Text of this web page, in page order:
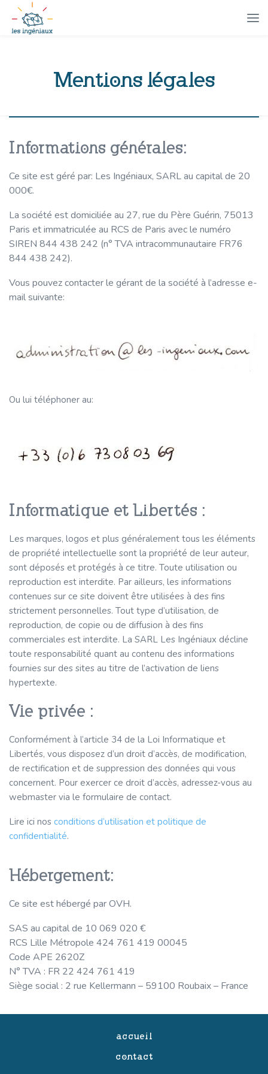
Mentions légales
Informations générales:
Ce site est géré par: Les Ingéniaux, SARL au capital de 20
000€.
La société est domiciliée au 27, rue du Père Guérin, 75013
Paris et immatriculée au RCS de Paris avec le numéro
SIREN 844 438 242 (n° TVA intracommunautaire FR76
844 438 242).
Vous pouvez contacter le gérant de la société à l’adresse e-
mail suivante:
Ou lui téléphoner au:
Informatique et Libertés :
Les marques, logos et plus généralement tous les éléments
de propriété intellectuelle sont la propriété de leur auteur,
sont déposés et protégés à ce titre. Toute utilisation ou
reproduction est interdite. Par ailleurs, les informations
contenues sur ce site doivent être utilisées à des fins
strictement personnelles. Tout type d’utilisation, de
reproduction, de copie ou de diffusion à des fins
commerciales est interdite. La SARL Les Ingéniaux décline
toute responsabilité quant au contenu des informations
fournies sur des sites au titre de l’activation de liens
hypertexte.
Vie privée :
Conformément à l’article 34 de la Loi Informatique et
Libertés, vous disposez d’un droit d’accès, de modification,
de rectification et de suppression des données qui vous
concernent. Pour exercer ce droit d’accès, adressez-vous au
webmaster via le formulaire de contact.
Lire ici nos conditions d’utilisation et politique de
confidentialité.
Hébergement:
Ce site est hébergé par OVH.
SAS au capital de 10 069 020 €
RCS Lille Métropole 424 761 419 00045
Code APE 2620Z
N° TVA : FR 22 424 761 419
Siège social : 2 rue Kellermann – 59100 Roubaix – France
accueil
contact